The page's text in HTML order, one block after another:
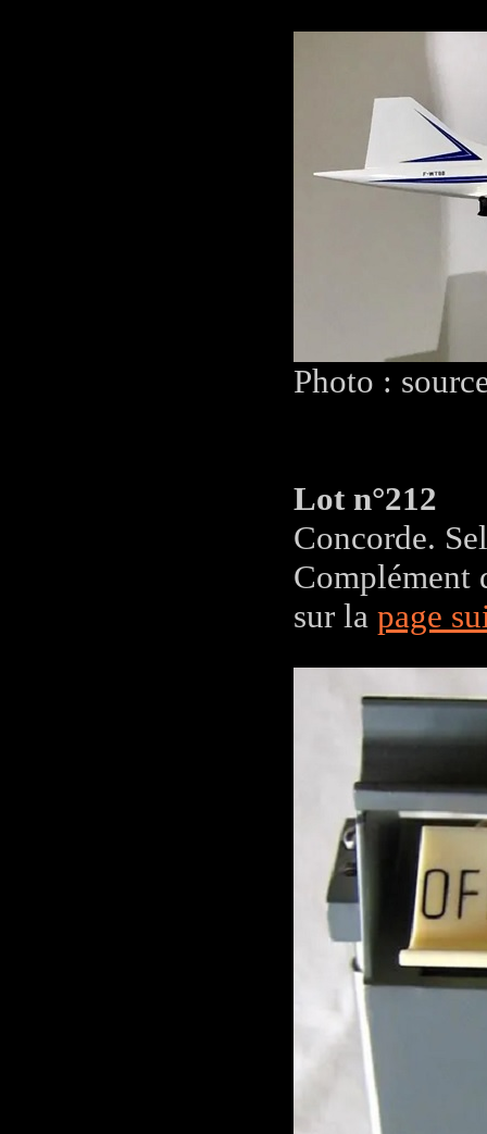
Photo :
Lot n°212
Concorde.
Complément
sur la page